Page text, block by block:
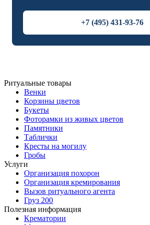
+7 (495) 431-93-76
Ритуальные товары
Венки
Корзины цветов
Букеты
Фоторамки из живых цветов
Памятники
Таблички
Кресты на могилу
Гробы
Услуги
Организация похорон
Организация кремирования
Вызов ритуального агента
Груз 200
Полезная информация
Крематории